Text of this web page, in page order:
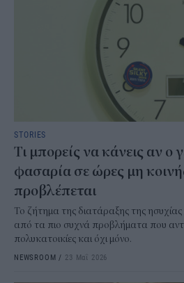
STORIES
Τι μπορείς να κάνεις αν ο
φασαρία σε ώρες μη
προβλέπεται
Το ζήτημα της διατάραξης της ησυχίας
από τα πιο συχνά προβλήματα που
πολυκατοικίες και όχι μόνο.
NEWSROOM / 23 Μαΐ 2026